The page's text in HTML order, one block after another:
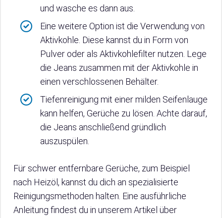
und wasche es dann aus.
Eine weitere Option ist die Verwendung von
Aktivkohle. Diese kannst du in Form von
Pulver oder als Aktivkohlefilter nutzen. Lege
die Jeans zusammen mit der Aktivkohle in
einen verschlossenen Behälter.
Tiefenreinigung mit einer milden Seifenlauge
kann helfen, Gerüche zu lösen. Achte darauf,
die Jeans anschließend gründlich
auszuspülen.
Für schwer entfernbare Gerüche, zum Beispiel
nach Heizöl, kannst du dich an spezialisierte
Reinigungsmethoden halten. Eine ausführliche
Anleitung findest du in unserem Artikel über